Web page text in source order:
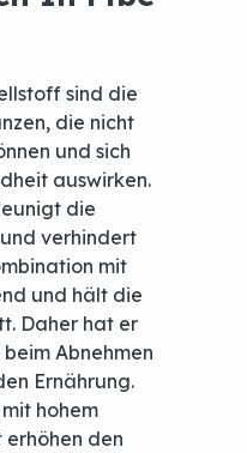
Bulgur
sind die
die nicht
und sich
auswirken.
die
verhindert
mit
und hält die
Daher hat er
Abnehmen
Ernährung.
hohem
den